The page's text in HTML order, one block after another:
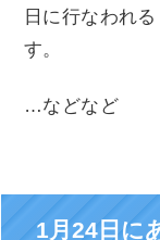
日に行なわれ
す。
…などなど
1月24日に